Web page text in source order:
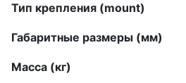
Тип крепления (mount)
Габаритные размеры (мм)
Масса (кг)